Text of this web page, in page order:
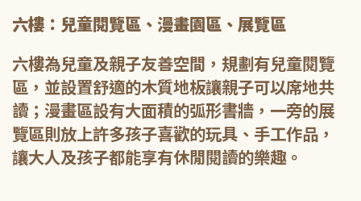
六樓：兒童閱覽區、漫畫園區、展覽區
六樓為兒童及親子友善空間，規劃有兒童閱覽
區，並設置舒適的木質地板讓親子可以席地共
讀；漫畫區設有大面積的弧形書牆，一旁的展
覽區則放上許多孩子喜歡的玩具、手工作品，
讓大人及孩子都能享有休閒閱讀的樂趣。